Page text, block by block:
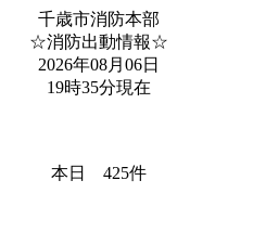
千歳市消防本部
☆消防出動情報☆
2026年08月06日
19時35分現在
本日 425件